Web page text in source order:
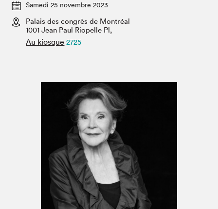
Espace enseignant·e·s
Espace médias
Samedi 25 novembre 2023
Palais des congrès de Montréal
1001 Jean Paul Riopelle Pl,
Au kiosque 2725